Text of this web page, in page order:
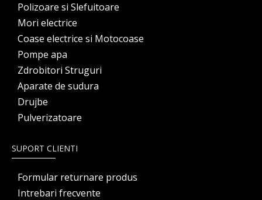
Polizoare si Slefuitoare
Mori electrice
Coase electrice si Motocoase
Pompe apa
Zdrobitori Struguri
Aparate de sudura
Drujbe
Pulverizatoare
SUPORT CLIENTI
Formular returnare produs
Intrebari frecvente